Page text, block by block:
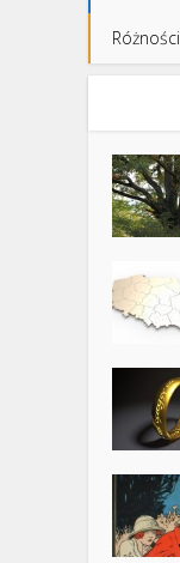
Różności